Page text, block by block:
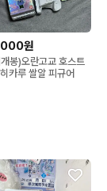
원
봉)오란고교 호스트
카루 쌀알 피규어